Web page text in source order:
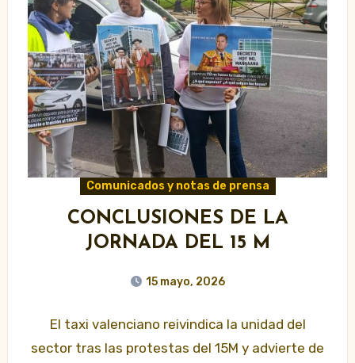
Comunicados y notas de prensa
CONCLUSIONES DE LA
JORNADA DEL 15 M
15 mayo, 2026
El taxi valenciano reivindica la unidad del
sector tras las protestas del 15M y advierte de